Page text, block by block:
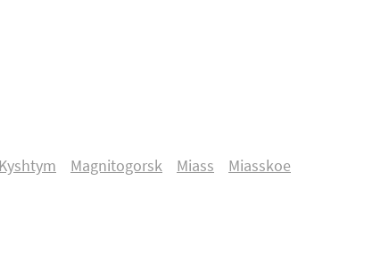
Kyshtym Magnitogorsk Miass
Miasskoe